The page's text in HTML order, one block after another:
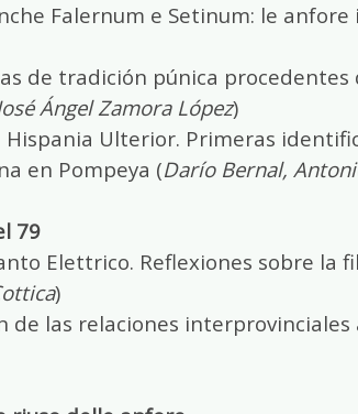
Falernum e Setinum: le
de tradición púnica
Ángel Zamora López)
Hispania Ulterior. Primeras
en Pompeya (Darío Bernal,
79
Elettrico. Reflexiones sobre la
)
de las relaciones interprovinciales